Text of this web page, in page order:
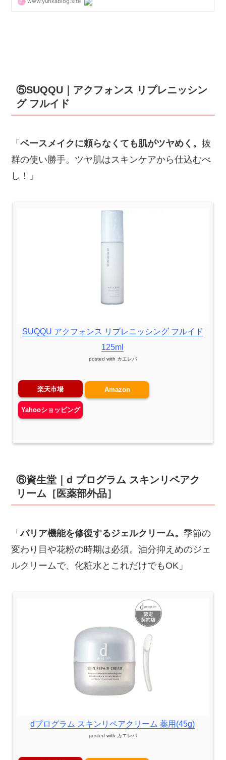
⑤SUQQU｜アクフォンス リプレニッシン
グ フルイド
「ベースメイクに頼らなくても肌がツヤめく。抜
群の使い勝手。ツヤ肌はスキンケアから仕込むべ
し！」
SUQQU アクフォンス リプレニッシング フルイド
125ml
posted with カエレバ
楽天市場 Amazon
Yahooショッピング
⑥資生堂｜d プログラム スキンリペアク
リーム［医薬部外品］
「バリア機能を修復するジェルクリーム。季節の
変わり目や花粉の時期は必須。油分抑えめのジェ
ルクリームで、化粧水とこれだけでもOK」
dプログラム スキンリペアクリーム 薬用(45g)
posted with カエレバ